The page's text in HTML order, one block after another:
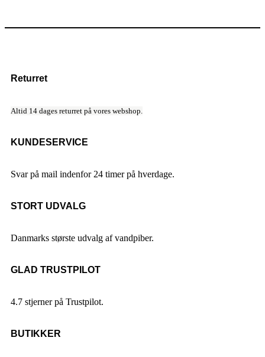
Returret
Altid 14 dages returret på vores webshop.
KUNDESERVICE
Svar på mail indenfor 24 timer på hverdage.
STORT UDVALG
Danmarks største udvalg af vandpiber.
GLAD TRUSTPILOT
4.7 stjerner på Trustpilot.
BUTIKKER